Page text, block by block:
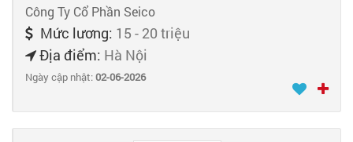
Công Ty Cổ Phần Seico
Mức lương: 15 - 20 triệu
Địa điểm: Hà Nội
Ngày cập nhật:02-06-2026